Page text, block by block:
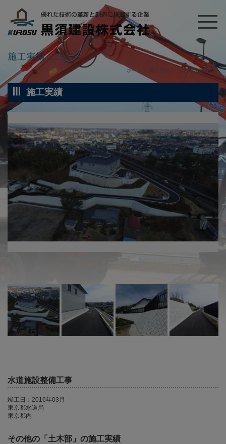
ホーム ＞ 施工実績 ＞ 水道施設整備工事
施工実績
水道施設整備工事
竣工日：2016年03月
東京都水道局
東京都内
その他の「土木部」の施工実績